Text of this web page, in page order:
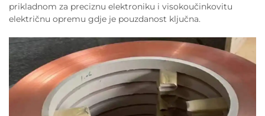
prikladnom za preciznu elektroniku i visokoučinkovitu
električnu opremu gdje je pouzdanost ključna.